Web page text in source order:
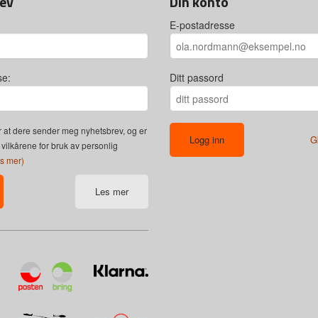
at dere sender meg nyhetsbrev, og er
for bruk av personlig
mer)
Les mer
E-postadresse
Ditt passord